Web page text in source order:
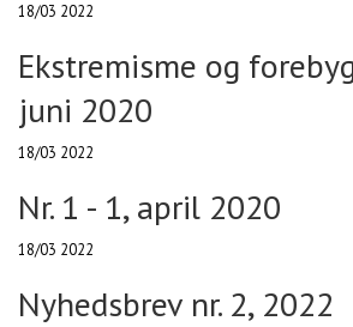
18/03 2022
Ekstremisme og
juni 2020
18/03 2022
Nr. 1 - 1, april 2020
18/03 2022
Nyhedsbrev nr. 2, 2022